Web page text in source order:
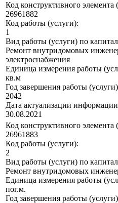
Код конструктивного элемента
26961882
Код работы (услуги):
1
Вид работы (услуги) по
Ремонт внутридомовых
электроснабжения
Единица измерения работы
кв.м
Год завершения работы
2042
Дата актуализации
30.08.2021
Код конструктивного элемента
26961883
Код работы (услуги):
2
Вид работы (услуги) по
Ремонт внутридомовых
Единица измерения работы
пог.м.
Год завершения работы